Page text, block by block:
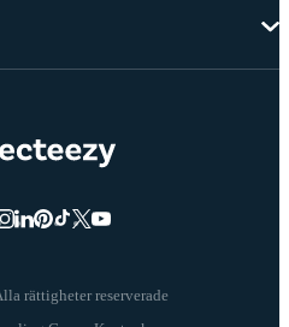
rättigheter reserverade